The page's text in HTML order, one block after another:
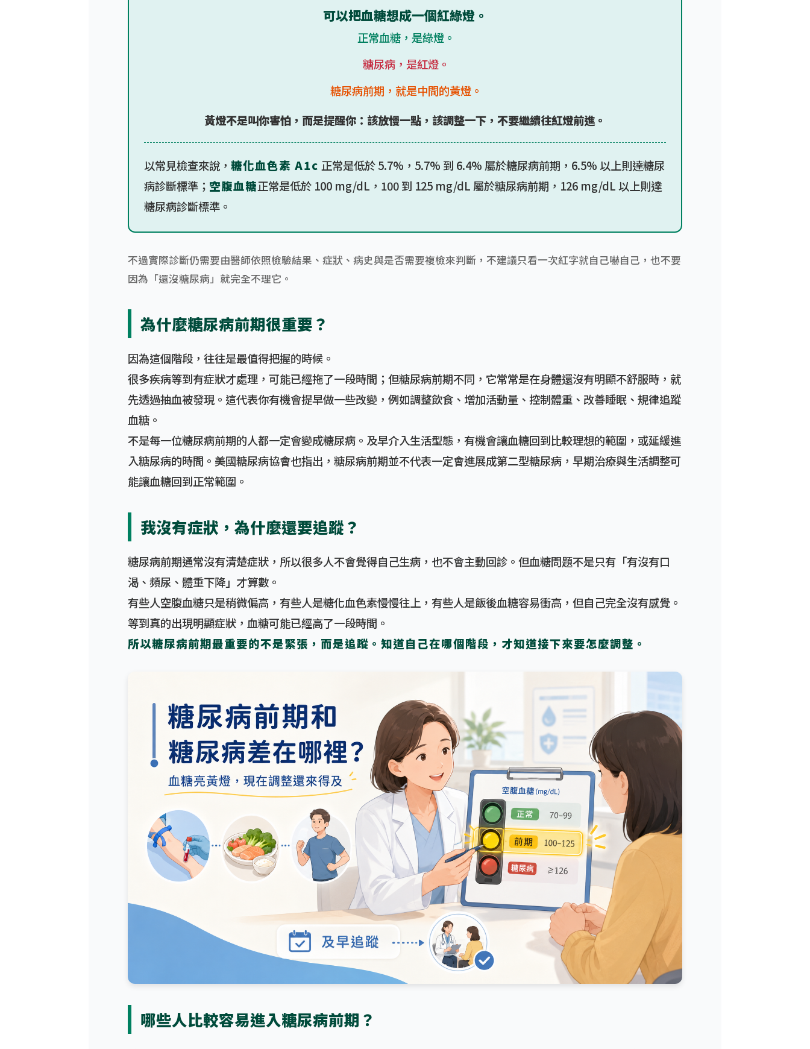
可以把血糖想成一個紅綠燈。
正常血糖，是綠燈。
糖尿病，是紅燈。
糖尿病前期，就是中間的黃燈。
黃燈不是叫你害怕，而是提醒你：該放慢一點，該調整一下，不要繼續往紅燈前進。
以常見檢查來說， 糖化血色素 A1c 正常是低於 5.7%，5.7% 到 6.4% 屬於糖尿病前期，6.5% 以上則達糖尿
病診斷標準； 空腹血糖正常是低於 100 mg/dL，100 到 125 mg/dL 屬於糖尿病前期，126 mg/dL 以上則達
糖尿病診斷標準。
不過實際診斷仍需要由醫師依照檢驗結果、症狀、病史與是否需要複檢來判斷，不建議只看一次紅字就自己嚇自己，也不要
因為「還沒糖尿病」就完全不理它。
為什麼糖尿病前期很重要？
因為這個階段，往往是最值得把握的時候。
很多疾病等到有症狀才處理，可能已經拖了一段時間；但糖尿病前期不同，它常常是在身體還沒有明顯不舒服時，就
先透過抽血被發現。這代表你有機會提早做一些改變，例如調整飲食、增加活動量、控制體重、改善睡眠、規律追蹤
血糖。
不是每一位糖尿病前期的人都一定會變成糖尿病。及早介入生活型態，有機會讓血糖回到比較理想的範圍，或延緩進
入糖尿病的時間。美國糖尿病協會也指出，糖尿病前期並不代表一定會進展成第二型糖尿病，早期治療與生活調整可
能讓血糖回到正常範圍。
我沒有症狀，為什麼還要追蹤？
糖尿病前期通常沒有清楚症狀，所以很多人不會覺得自己生病，也不會主動回診。但血糖問題不是只有「有沒有口
渴、頻尿、體重下降」才算數。
有些人空腹血糖只是稍微偏高，有些人是糖化血色素慢慢往上，有些人是飯後血糖容易衝高，但自己完全沒有感覺。
等到真的出現明顯症狀，血糖可能已經高了一段時間。
所以糖尿病前期最重要的不是緊張，而是追蹤。知道自己在哪個階段，才知道接下來要怎麼調整。
哪些人比較容易進入糖尿病前期？